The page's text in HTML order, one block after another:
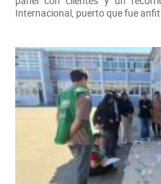
Internacional, puerto que fue